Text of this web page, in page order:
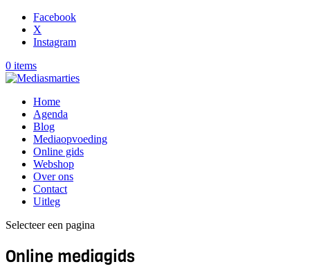
Facebook
X
Instagram
0 items
Home
Agenda
Blog
Mediaopvoeding
Online gids
Webshop
Over ons
Contact
Uitleg
Selecteer een pagina
Online mediagids